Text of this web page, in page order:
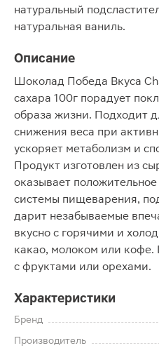
натуральный
натуральная ваниль.
Описание
Шоколад Победа Вкуса
сахара 100г порадует
образа жизни. Подходит
снижения веса при
ускоряет метаболизм и
Продукт изготовлен из
оказывает
системы пищеварения,
дарит незабываемые
вкусно с горячими и
какао, молоком или
с фруктами или орехами.
Характеристики
Бренд
Производитель